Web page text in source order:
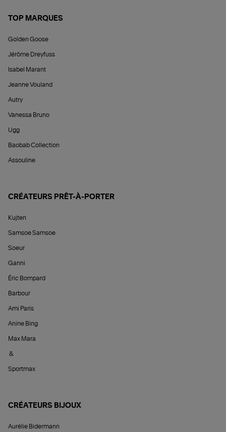
TOP MARQUES
Golden Goose
Jérôme Dreyfuss
Isabel Marant
Jeanne Vouland
Autry
Vanessa Bruno
Ugg
Baobab Collection
Assouline
CRÉATEURS PRÊT-À-PORTER
Kujten
Samsoe Samsoe
Soeur
Ganni
Éric Bompard
Barbour
Ami Paris
Anine Bing
Max Mara
&
Sportmax
CRÉATEURS BIJOUX
Aurélie Bidermann